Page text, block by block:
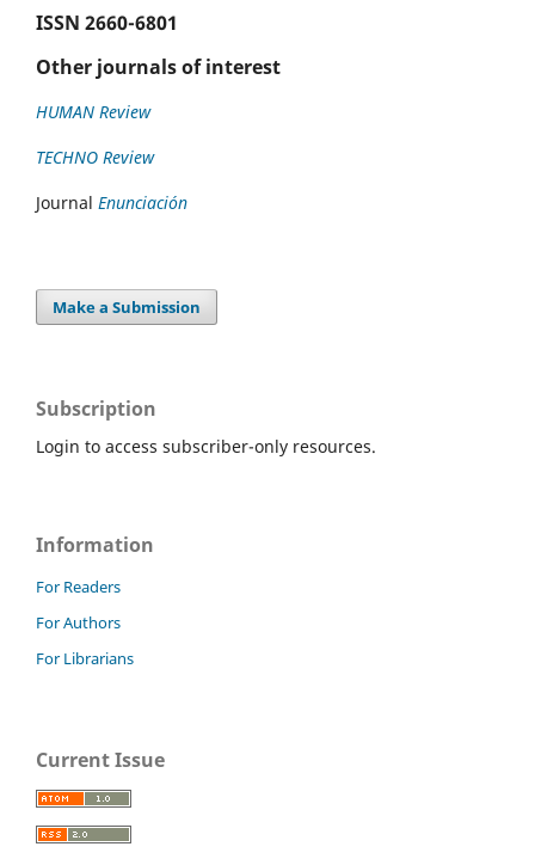
ISSN 2660-6801
Other journals of interest
HUMAN Review
TECHNO Review
Journal Enunciación
Make a Submission
Subscription
Login to access subscriber-only resources.
Information
For Readers
For Authors
For Librarians
Current Issue